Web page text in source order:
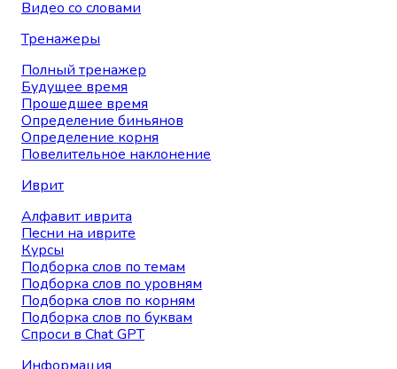
Видео со словами
Тренажеры
Полный тренажер
Будущее время
Прошедшее время
Определение биньянов
Определение корня
Повелительное наклонение
Иврит
Алфавит иврита
Песни на иврите
Курсы
Подборка слов по темам
Подборка слов по уровням
Подборка слов по корням
Подборка слов по буквам
Спроси в Chat GPT